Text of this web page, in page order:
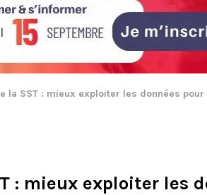
la SST : mieux exploiter les données
: mieux exploiter les